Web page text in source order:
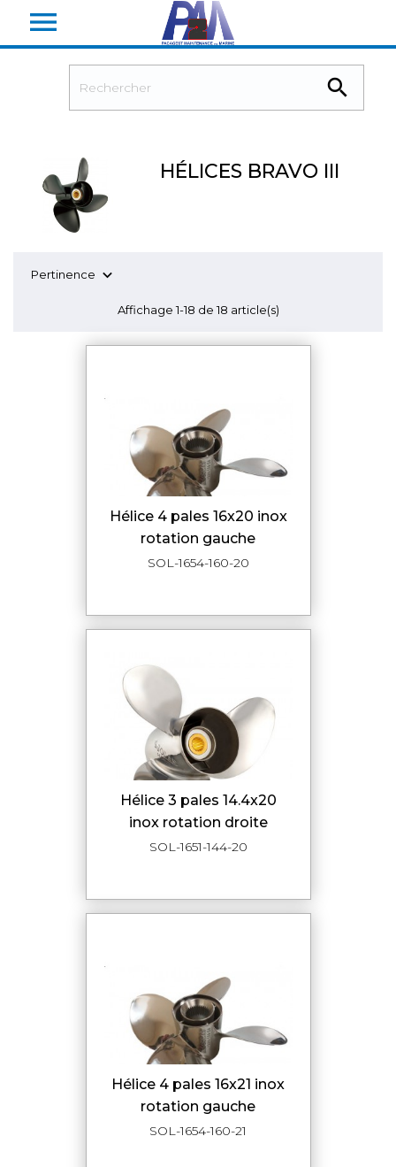


HÉLICES BRAVO III
Pertinence 
Affichage 1-18 de 18 article(s)
hélice 4 pales 16x20 inox
rotation gauche
SOL-1654-160-20
hélice 3 pales 14.4x20
inox rotation droite
SOL-1651-144-20
hélice 4 pales 16x21 inox
rotation gauche
SOL-1654-160-21